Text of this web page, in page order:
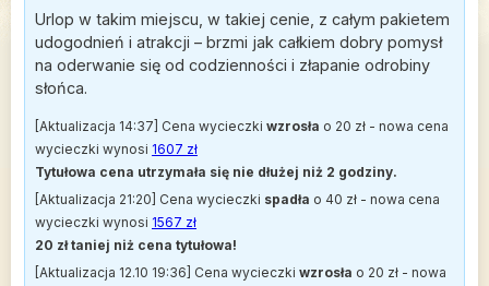
Urlop w takim miejscu, w takiej cenie, z całym pakietem
udogodnień i atrakcji – brzmi jak całkiem dobry pomysł
na oderwanie się od codzienności i złapanie odrobiny
słońca.
[Aktualizacja 14:37] Cena wycieczki wzrosła o 20 zł - nowa cena
wycieczki wynosi 1607 zł
Tytułowa cena utrzymała się nie dłużej niż 2 godziny.
[Aktualizacja 21:20] Cena wycieczki spadła o 40 zł - nowa cena
wycieczki wynosi 1567 zł
20 zł taniej niż cena tytułowa!
[Aktualizacja 12.10 19:36] Cena wycieczki wzrosła o 20 zł - nowa